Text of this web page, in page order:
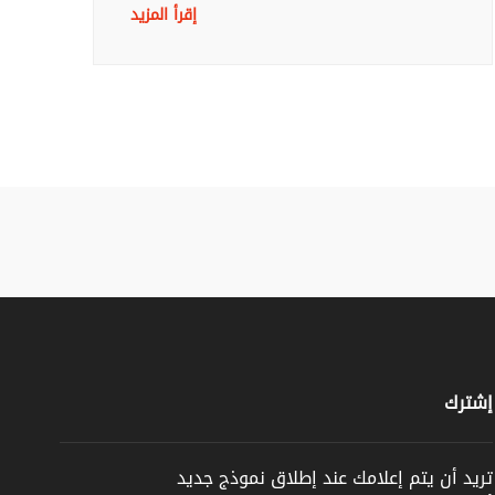
إقرأ المزيد
إشترك
تريد أن يتم إعلامك عند إطلاق نموذج جديد